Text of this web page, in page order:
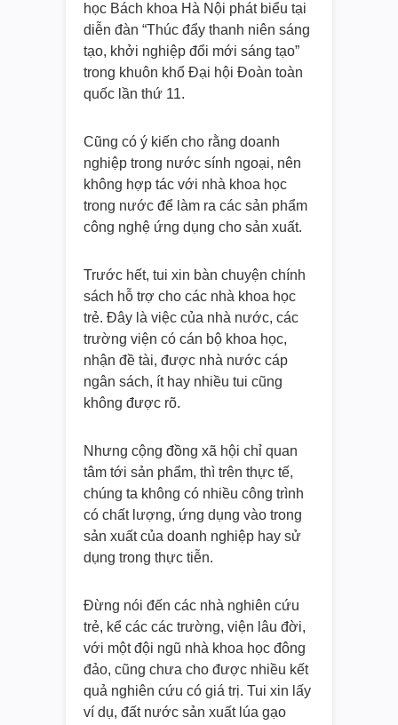
học Bách khoa Hà Nội phát biểu tại
diễn đàn “Thúc đẩy thanh niên sáng
tạo, khởi nghiệp đổi mới sáng tạo”
trong khuôn khổ Đại hội Đoàn toàn
quốc lần thứ 11.
Cũng có ý kiến cho rằng doanh
nghiệp trong nước sính ngoại, nên
không hợp tác với nhà khoa học
trong nước để làm ra các sản phẩm
công nghệ ứng dụng cho sản xuất.
Trước hết, tui xin bàn chuyện chính
sách hỗ trợ cho các nhà khoa học
trẻ. Đây là việc của nhà nước, các
trường viện có cán bộ khoa học,
nhận đề tài, được nhà nước cáp
ngân sách, ít hay nhiều tui cũng
không được rõ.
Nhưng cộng đồng xã hội chỉ quan
tâm tới sản phẩm, thì trên thực tế,
chúng ta không có nhiều công trình
có chất lượng, ứng dụng vào trong
sản xuất của doanh nghiệp hay sử
dụng trong thực tiễn.
Đừng nói đến các nhà nghiên cứu
trẻ, kể các các trường, viện lâu đời,
với một đội ngũ nhà khoa học đông
đảo, cũng chưa cho được nhiều kết
quả nghiên cứu có giá trị. Tui xin lấy
ví dụ, đất nước sản xuất lúa gạo